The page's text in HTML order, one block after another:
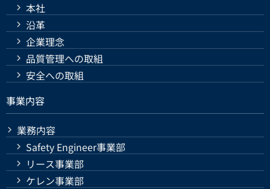
本社
沿革
企業理念
品質管理への取組
安全への取組
事業内容
業務内容
Safety Engineer事業部
リース事業部
ケレン事業部